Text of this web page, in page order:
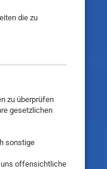
die zu
zu überprüfen
gesetzlichen
sonstige
uns offensichtliche